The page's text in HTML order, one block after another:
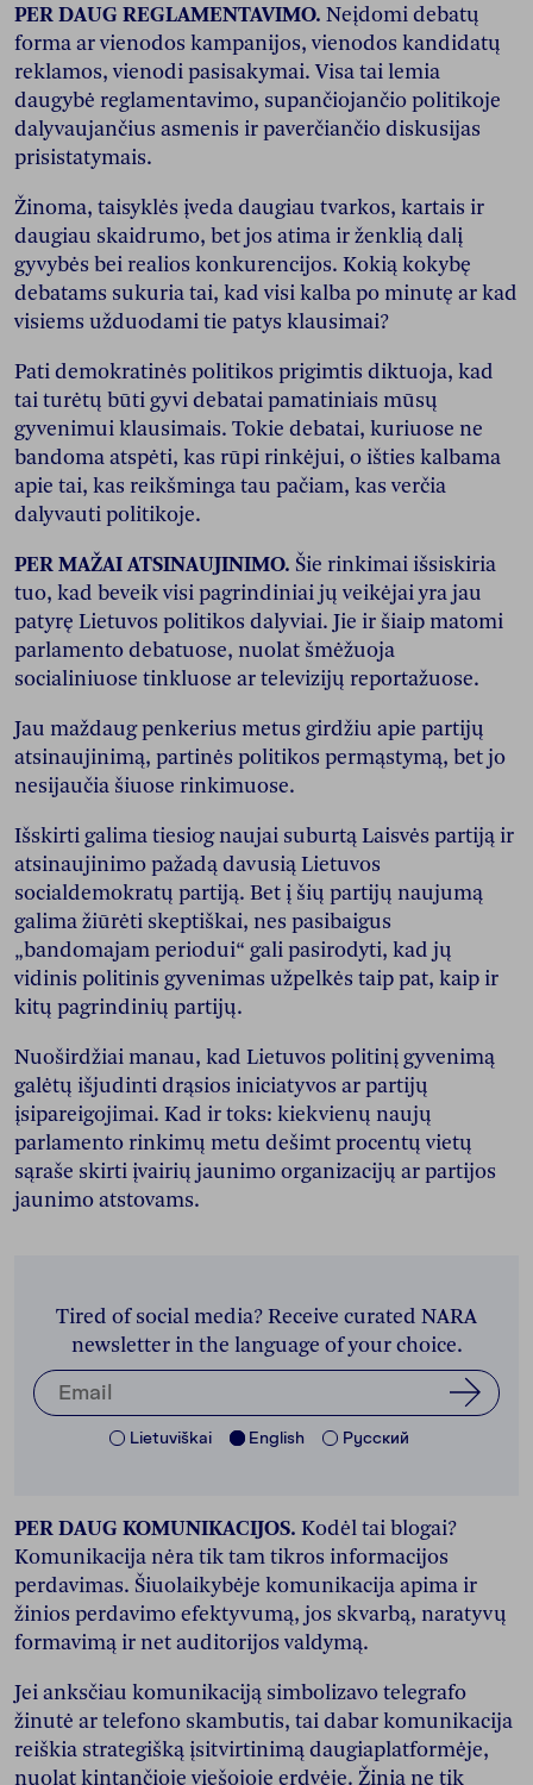
PER DAUG REGLAMENTAVIMO. Neįdomi debatų
forma ar vienodos kampanijos, vienodos kandidatų
reklamos, vienodi pasisakymai. Visa tai lemia
daugybė reglamentavimo, supančiojančio politikoje
dalyvaujančius asmenis ir paverčiančio diskusijas
prisistatymais.
Žinoma, taisyklės įveda daugiau tvarkos, kartais ir
daugiau skaidrumo, bet jos atima ir ženklią dalį
gyvybės bei realios konkurencijos. Kokią kokybę
debatams sukuria tai, kad visi kalba po minutę ar kad
visiems užduodami tie patys klausimai?
Pati demokratinės politikos prigimtis diktuoja, kad
tai turėtų būti gyvi debatai pamatiniais mūsų
gyvenimui klausimais. Tokie debatai, kuriuose ne
bandoma atspėti, kas rūpi rinkėjui, o išties kalbama
apie tai, kas reikšminga tau pačiam, kas verčia
dalyvauti politikoje.
PER MAŽAI ATSINAUJINIMO. Šie rinkimai išsiskiria
tuo, kad beveik visi pagrindiniai jų veikėjai yra jau
patyrę Lietuvos politikos dalyviai. Jie ir šiaip matomi
parlamento debatuose, nuolat šmėžuoja
socialiniuose tinkluose ar televizijų reportažuose.
Jau maždaug penkerius metus girdžiu apie partijų
atsinaujinimą, partinės politikos permąstymą, bet jo
nesijaučia šiuose rinkimuose.
Išskirti galima tiesiog naujai suburtą Laisvės partiją ir
atsinaujinimo pažadą davusią Lietuvos
socialdemokratų partiją. Bet į šių partijų naujumą
galima žiūrėti skeptiškai, nes pasibaigus
„bandomajam periodui“ gali pasirodyti, kad jų
vidinis politinis gyvenimas užpelkės taip pat, kaip ir
kitų pagrindinių partijų.
Nuoširdžiai manau, kad Lietuvos politinį gyvenimą
galėtų išjudinti drąsios iniciatyvos ar partijų
įsipareigojimai. Kad ir toks: kiekvienų naujų
parlamento rinkimų metu dešimt procentų vietų
sąraše skirti įvairių jaunimo organizacijų ar partijos
jaunimo atstovams.
Tired of social media? Receive curated NARA
newsletter in the language of your choice.
Lietuviškai English Pусский
PER DAUG KOMUNIKACIJOS.Kodėl tai blogai?
Komunikacija nėra tik tam tikros informacijos
perdavimas. Šiuolaikybėje komunikacija apima ir
žinios perdavimo efektyvumą, jos skvarbą, naratyvų
formavimą ir net auditorijos valdymą.
Jei anksčiau komunikaciją simbolizavo telegrafo
žinutė ar telefono skambutis, tai dabar komunikacija
reiškia strategišką įsitvirtinimą daugiaplatformėje,
nuolat kintančioje viešojoje erdvėje. Žinia ne tik